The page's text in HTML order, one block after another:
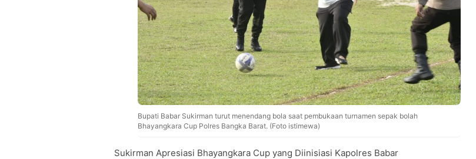
Bupati Babar Sukirman turut menendang bola saat pembukaan turnamen sepak bolah
Bhayangkara Cup Polres Bangka Barat. (Foto istimewa)
Sukirman Apresiasi Bhayangkara Cup yang Diinisiasi Kapolres Babar